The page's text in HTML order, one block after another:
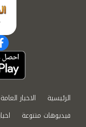
الرئيسية الاخبار العامة
فيديوهات متنوعة